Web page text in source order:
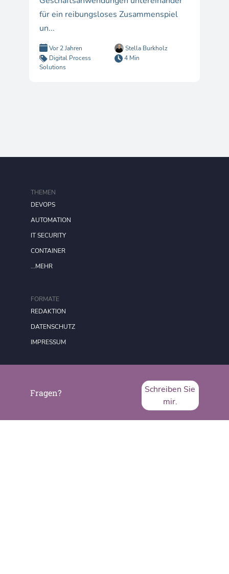
für ein reibungsloses Zusammenspiel
un...
Vor 2 Jahren
Stella Burkholz
Digital Process
Solutions
4 Min
Fragen?
Schreiben Sie
mir.
Borsigstraße 26
FORMATE
REDAKTION
DATENSCHUTZ
IMPRESSUM
THEMEN
DEVOPS
AUTOMATION
IT SECURITY
CONTAINER
...MEHR